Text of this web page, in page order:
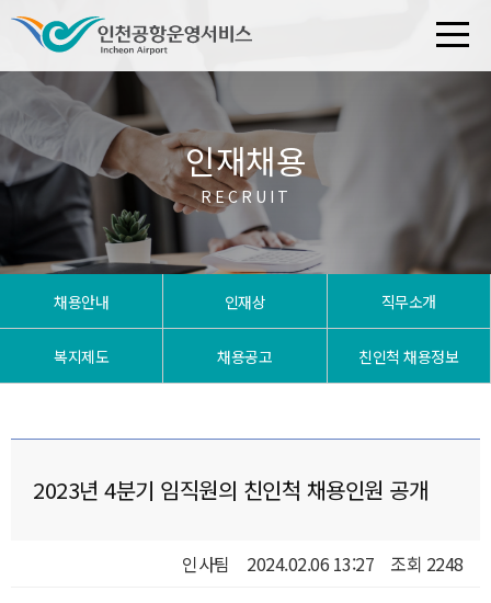
채용안내 인재상 직무소개
복지제도 채용공고 친인척 채용정보
인재채용
RECRUIT
2023년 4분기 임직원의 친인척 채용인원 공개
인사팀 2024.02.06 13:27 조회 2248